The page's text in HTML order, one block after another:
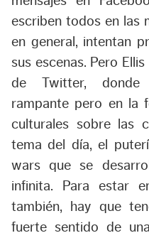
escriben todos en las
en general, intentan
sus escenas. Pero
de Twitter, donde
rampante pero en la
culturales sobre las
tema del día, el
wars que se
infinita. Para estar
también, hay que
fuerte sentido de